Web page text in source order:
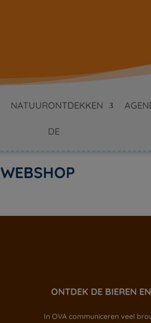
NATUURONTDEKKEN
DE
WEBSHOP
ONTDEK DE BIEREN
In OVA communiceren veel